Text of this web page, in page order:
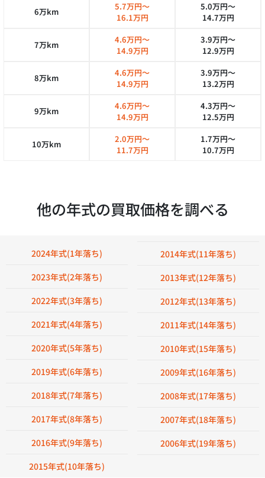
6万km
5.7万円～
16.1万円
5.0万円～
14.7万円
7万km
4.6万円～
14.9万円
3.9万円～
12.9万円
8万km
4.6万円～
14.9万円
3.9万円～
13.2万円
9万km
4.6万円～
14.9万円
4.3万円～
12.5万円
10万km
2.0万円～
11.7万円
1.7万円～
10.7万円
他の年式の買取価格を調べる
2024年式(1年落ち)
2023年式(2年落ち)
2022年式(3年落ち)
2021年式(4年落ち)
2020年式(5年落ち)
2019年式(6年落ち)
2018年式(7年落ち)
2017年式(8年落ち)
2016年式(9年落ち)
2015年式(10年落ち)
2014年式(11年落ち)
2013年式(12年落ち)
2012年式(13年落ち)
2011年式(14年落ち)
2010年式(15年落ち)
2009年式(16年落ち)
2008年式(17年落ち)
2007年式(18年落ち)
2006年式(19年落ち)